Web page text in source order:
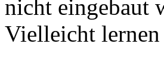
nicht eingebaut
Vielleicht